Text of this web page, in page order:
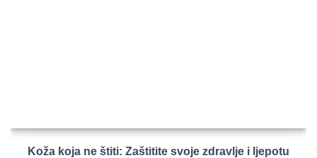
Koža koja ne štiti: Zaštitite svoje zdravlje i ljepotu